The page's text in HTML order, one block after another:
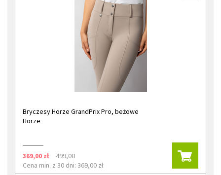
Bryczesy Horze GrandPrix Pro, beżowe
Horze
369,00 zł
499,00
Cena min. z 30 dni: 369,00 zł